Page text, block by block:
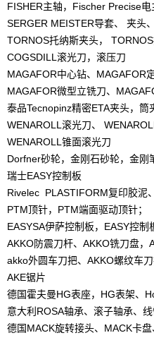
FISHER主轴，Fischer Precise
SERGER MEISTER导套、 夹头
TORNOS托纳斯夹头，
COGSDILL滚光刀，滚压刀
MAGAFOR中心钻、MAGAFOR
MAGAFOR微型立铣刀、
泰品Tecnopinz精密ETA夹头，筒
WENAROLL滚光刀、
WENAROLL锥面滚光刀
Dorfner砂轮，金刚石砂轮，金刚
瑞士EASY控制板
Rivelec PLASTIFORM复印胶泥
PTM顶针，PTM端面驱动顶针；
EASYSA伊萨控制板，EASY控制
AKKO防震刀杆、AKKO铣刀盘，
akko外圆车刀把、AKKO螺纹车
AKE锯片
德国霍夫曼HG表座，HG表架、
意大利ROSA轴承、滚子轴承、
德国MACK旋转接头、MACK卡